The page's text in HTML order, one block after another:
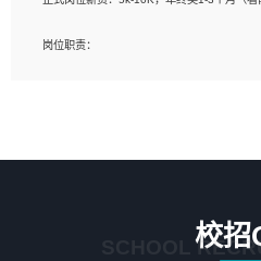
1、艺术设计类相关专业；（其中需求分析顾
岗位职责：
2. 熟悉 前端常用框架, 能独立完成设计给予的
3. 有良好的代码习惯, 低级错误出现频率低;
校招
SCHOOL